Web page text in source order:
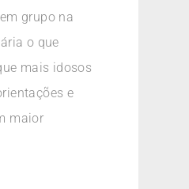
grupo na
o que
mais idosos
e
maior